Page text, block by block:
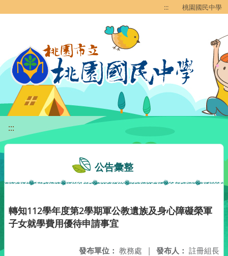
::: 桃園國民中學
:::
公告彙整
轉知112學年度第2學期軍公教遺族及身心障礙榮軍
子女就學費用優待申請事宜
發布人： 註冊組長
發布單位： 教務處 |